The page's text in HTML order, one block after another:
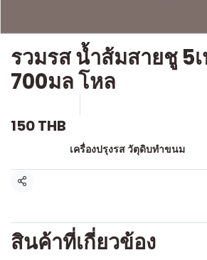
รวมรส น้ำส้มสายชู 5
700มล โหล
150 THB
เครื่องปรุงรส วัตุดิบทำขนม
แชร์
สินค้าที่เกี่ยวข้อง